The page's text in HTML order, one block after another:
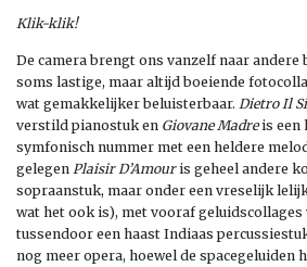
Klik-klik!
De camera brengt ons vanzelf naar andere
soms lastige, maar altijd boeiende
wat gemakkelijker beluisterbaar. Dietro Il
verstild pianostuk en Giovane Madreis een
symfonisch nummer met een heldere
gelegen Plaisir D’Amouris geheel andere
sopraanstuk, maar onder een vreselijk
wat het ook is), met vooraf geluidscollages
tussendoor een haast Indiaas
nog meer opera, hoewel de spacegeluiden